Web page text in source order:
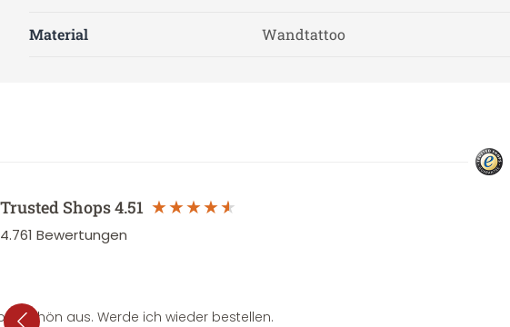
Material Wandtattoo
Trusted Shops4.51
4.761 Bewertungen
schön aus. Werde ich wieder bestellen.